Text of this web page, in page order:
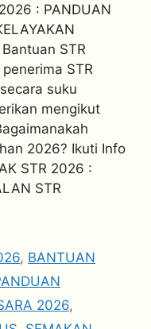
: PANDUAN
STR
STR
suku
mengikut
2026? Ikuti Info
STR 2026 :
STR
, BANTUAN
2026,